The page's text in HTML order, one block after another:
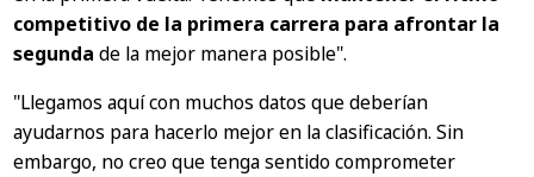
competitivo de la primera carrera para afrontar la
segunda de la mejor manera posible".
"Llegamos aquí con muchos datos que deberían
ayudarnos para hacerlo mejor en la clasificación. Sin
embargo, no creo que tenga sentido comprometer